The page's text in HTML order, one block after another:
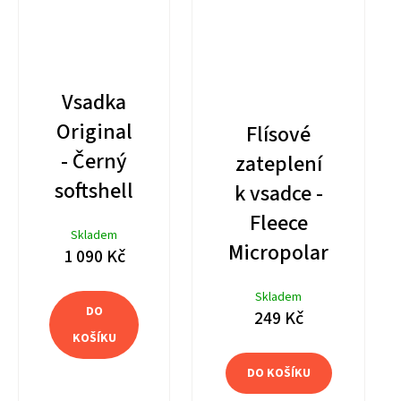
Vsadka
Original
- Černý
softshell
Skladem
1 090 Kč
DO
KOŠÍKU
Flísové
zateplení
k vsadce -
Fleece
Micropolar
Skladem
249 Kč
DO KOŠÍKU